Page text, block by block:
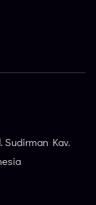
Sudirman Kav.